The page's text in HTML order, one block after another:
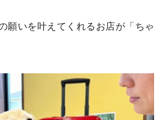
願いを叶えてくれるお店が「ちゃ